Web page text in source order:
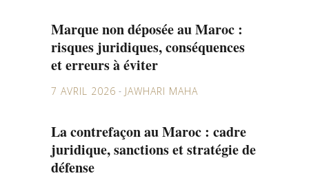
Marque non déposée au Maroc :
risques juridiques, conséquences
et erreurs à éviter
7 AVRIL 2026 JAWHARI MAHA
La contrefaçon au Maroc : cadre
juridique, sanctions et stratégie de
défense